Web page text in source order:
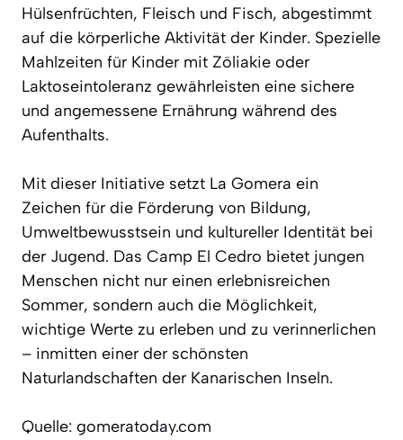
Hülsenfrüchten, Fleisch und Fisch, abgestimmt
auf die körperliche Aktivität der Kinder. Spezielle
Mahlzeiten für Kinder mit Zöliakie oder
Laktoseintoleranz gewährleisten eine sichere
und angemessene Ernährung während des
Aufenthalts.
Mit dieser Initiative setzt La Gomera ein
Zeichen für die Förderung von Bildung,
Umweltbewusstsein und kultureller Identität bei
der Jugend. Das Camp El Cedro bietet jungen
Menschen nicht nur einen erlebnisreichen
Sommer, sondern auch die Möglichkeit,
wichtige Werte zu erleben und zu verinnerlichen
– inmitten einer der schönsten
Naturlandschaften der Kanarischen Inseln.
Quelle: gomeratoday.com